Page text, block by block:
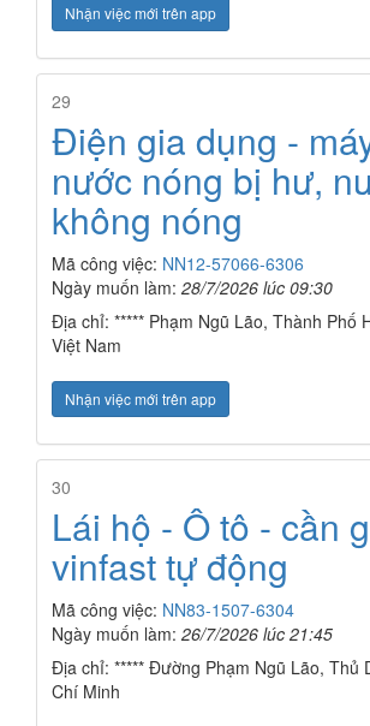
Nhận việc mới trên app
29
Điện gia dụng -
nước nóng bị hư,
không nóng
Mã công việc: NN12-57066-6306
Ngày muốn làm: 28/7/2026 lúc 09:30
Địa chỉ: ***** Phạm Ngũ Lão, Thành Phố
Việt Nam
Nhận việc mới trên app
30
Lái hộ - Ô tô - cần
vinfast tự động
Mã công việc: NN83-1507-6304
Ngày muốn làm: 26/7/2026 lúc 21:45
Địa chỉ: ***** Đường Phạm Ngũ Lão, Thủ
Chí Minh